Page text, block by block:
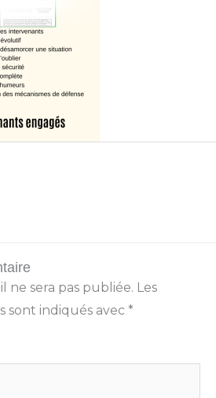
ne sera pas publiée. Les
sont indiqués avec *